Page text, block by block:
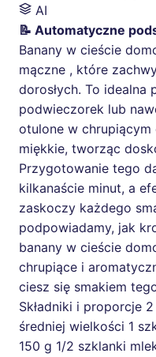
AI
📝 Automatyczne
Banany w cieście
mączne , które
dorosłych. To idealna
podwieczorek lub
otulone w chrupiącym
miękkie, tworząc
Przygotowanie tego
kilkanaście minut, a
zaskoczy każdego
podpowiadamy, jak
banany w cieście
chrupiące i
ciesz się smakiem
Składniki i proporcje
średniej wielkości 1
150 g 1/2 szklanki